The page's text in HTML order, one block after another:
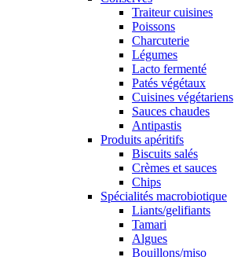
Traiteur cuisines
Poissons
Charcuterie
Légumes
Lacto fermenté
Patés végétaux
Cuisines végétariens
Sauces chaudes
Antipastis
Produits apéritifs
Biscuits salés
Crèmes et sauces
Chips
Spécialités macrobiotique
Liants/gelifiants
Tamari
Algues
Bouillons/miso